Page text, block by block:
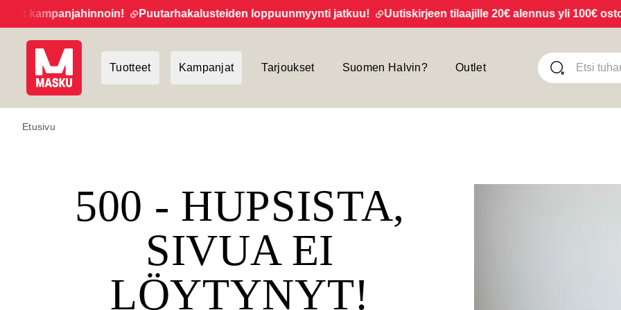
kampanjahinnoin! Puutarhakalusteiden loppuunmyynti jatkuu! Uutiskirjeen tilaajille 20€ alennus yli 100€
Tuotteet Kampanjat Tarjoukset Suomen Halvin? Outlet
Etusivu
500 - HUPSISTA,
SIVUA EI
LÖYTYNYT!